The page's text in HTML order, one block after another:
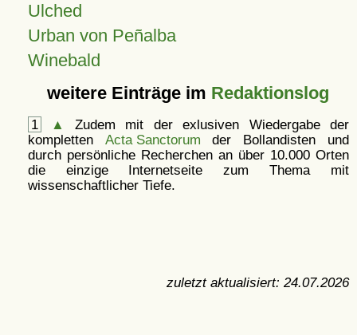
Ulched
Urban von Peñalba
Winebald
weitere Einträge im Redaktionslog
1 ▲
Zudem mit der exlusiven Wiedergabe der
kompletten Acta Sanctorum der Bollandisten und
durch persönliche Recherchen an über 10.000 Orten
die einzige Internetseite zum Thema mit
wissenschaftlicher Tiefe.
zuletzt aktualisiert: 24.07.2026